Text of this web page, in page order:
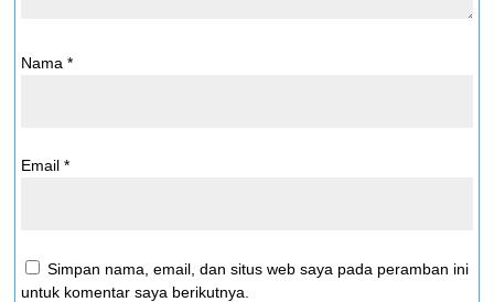
Nama *
Email *
Simpan nama, email, dan situs web saya pada peramban ini
untuk komentar saya berikutnya.